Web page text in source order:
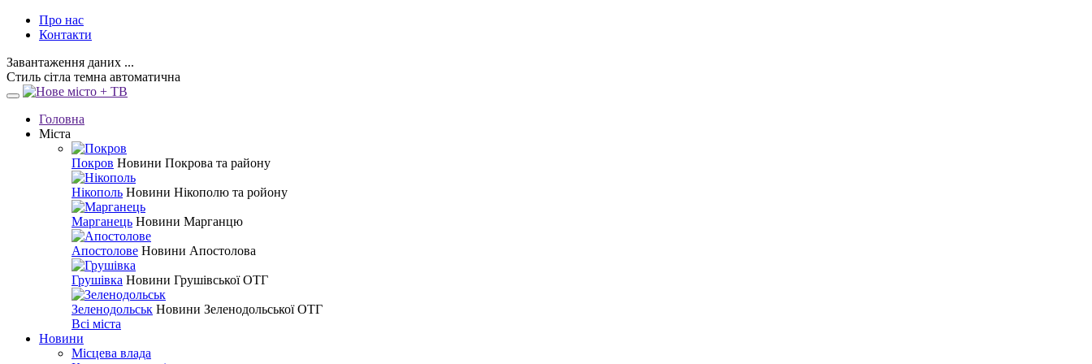
Про нас
Контакти
Завантаження даних ...
Стиль сітла темна автоматична
Головна
Міста
Покров Новини Покрова та району
Нікополь Новини Нікополю та ройону
Марганець Новини Марганцю
Апостолове Новини Апостолова
Грушівка Новини Грушівської ОТГ
Зеленодольськ Новини Зеленодольської ОТГ
Всі міста
Новини
Місцева влада